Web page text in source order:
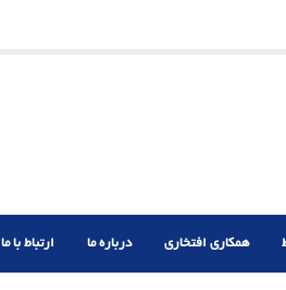
همکاری افتخاری درباره ما ارتباط با ما